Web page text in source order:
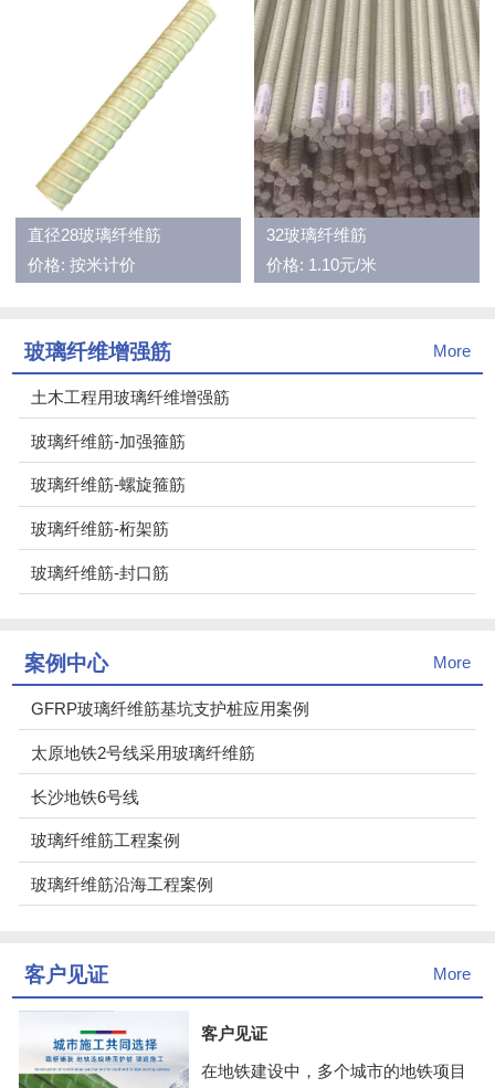
直径28玻璃纤维筋
价格: 按米计价
32玻璃纤维筋
价格: 1.10元/米
玻璃纤维增强筋 More
土木工程用玻璃纤维增强筋
玻璃纤维筋-加强箍筋
玻璃纤维筋-螺旋箍筋
玻璃纤维筋-桁架筋
玻璃纤维筋-封口筋
案例中心 More
GFRP玻璃纤维筋基坑支护桩应用案例
太原地铁2号线采用玻璃纤维筋
长沙地铁6号线
玻璃纤维筋工程案例
玻璃纤维筋沿海工程案例
客户见证 More
客户见证
在地铁建设中，多个城市的地铁项目